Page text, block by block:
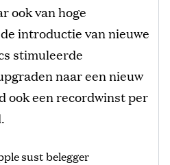
ook van hoge
introductie van nieuwe
stimuleerde
naar een nieuw
ook een recordwinst per
sust belegger